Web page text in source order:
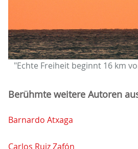
"Echte Freiheit beginnt 16 km
Berühmte weitere Autoren
Barnardo Atxaga
Carlos Ruiz Zafón